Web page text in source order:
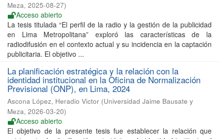
Meza, 2025-08-27)
Acceso abierto
La tesis titulada “El perfil de la radio y la gestión de la publicidad
en Lima Metropolitana” exploró las características de la
radiodifusión en el contexto actual y su incidencia en la captación
publicitaria. El objetivo ...
La planificación estratégica y la relación con la
identidad institucional en la Oficina de Normalización
Previsional (ONP), en Lima, 2024
Ascona López, Heradio Victor (Universidad Jaime Bausate y
Meza, 2026-03-20)
Acceso abierto
El objetivo de la presente tesis fue establecer la relación que